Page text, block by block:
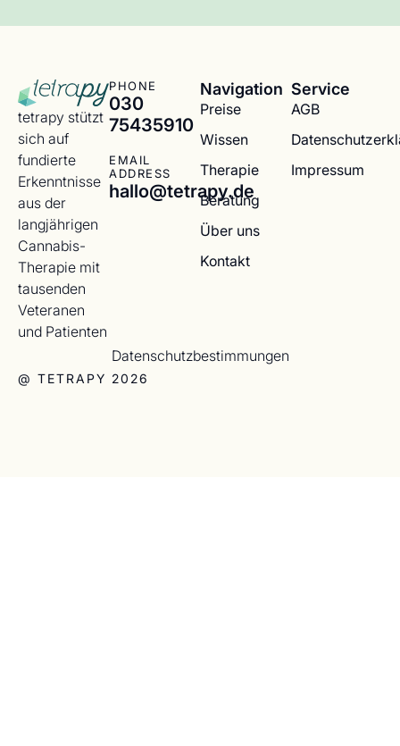
tetrapy stützt
sich auf
fundierte
Erkenntnisse
aus der
langjährigen
Cannabis-
Therapie mit
tausenden
Veteranen
und Patienten
PHONE
030
75435910
EMAIL
ADDRESS
hallo@tetrapy.de
Navigation
Preise
Wissen
Therapie
Beratung
Über uns
Kontakt
Service
AGB
Impressum
@ TETRAPY 2026
Datenschutzbestimmungen